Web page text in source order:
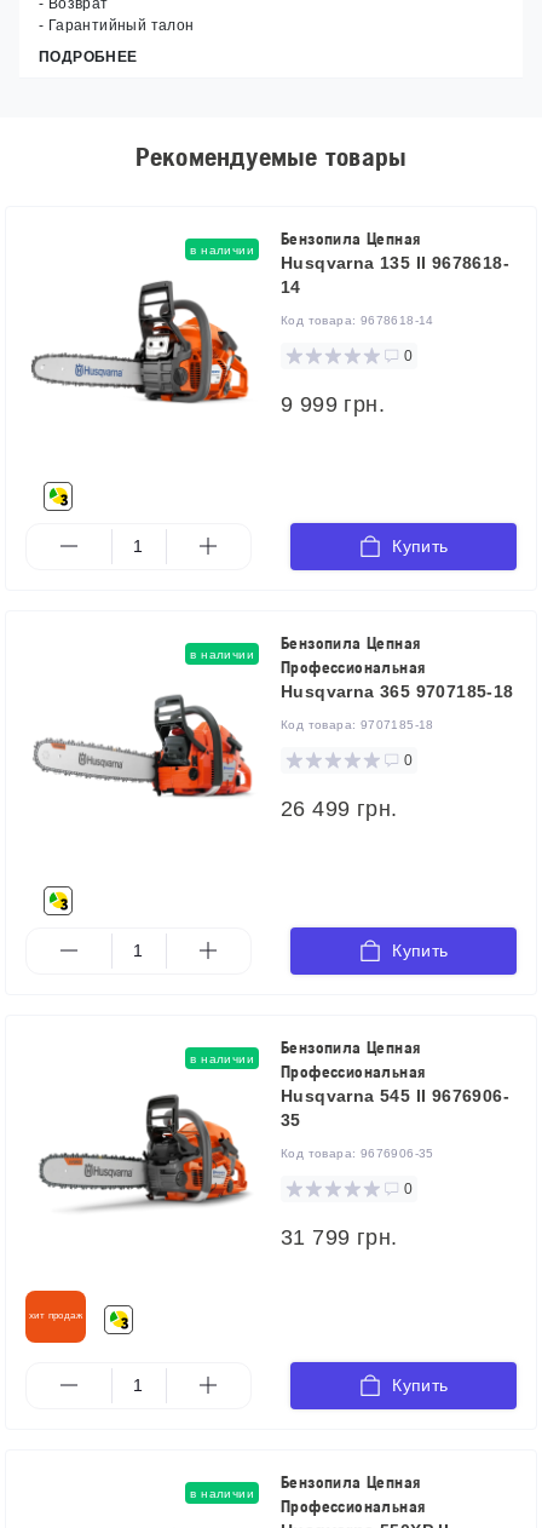
- Гарантийный талон
ПОДРОБНЕЕ
Рекомендуемые товары
в наличии
Бензопила Цепная
Husqvarna 135 II 9678618-
14
Код товара: 9678618-14
0
9 999 грн.
Купить
в наличии
Бензопила Цепная
Профессиональная
Husqvarna 365 9707185-18
Код товара: 9707185-18
0
26 499 грн.
Купить
в наличии
хит продаж
Бензопила Цепная
Профессиональная
Husqvarna 545 II 9676906-
35
Код товара: 9676906-35
0
31 799 грн.
Купить
в наличии
Бензопила Цепная
Профессиональная